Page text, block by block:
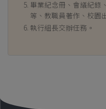
畢業紀念冊、會議紀錄
等、教職員著作、校園
執行組長交辦任務。